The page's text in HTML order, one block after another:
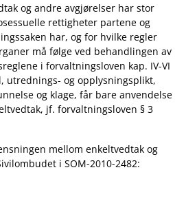
og andre avgjørelser har stor
rettigheter partene og
har, og for hvilke regler
må følge ved behandlingen av
i forvaltningsloven kap. IV-VI
utrednings- og opplysningsplikt,
og klage, får bare anvendelse
jf. forvaltningsloven § 3
mellom enkeltvedtak og
i SOM-2010-2482: